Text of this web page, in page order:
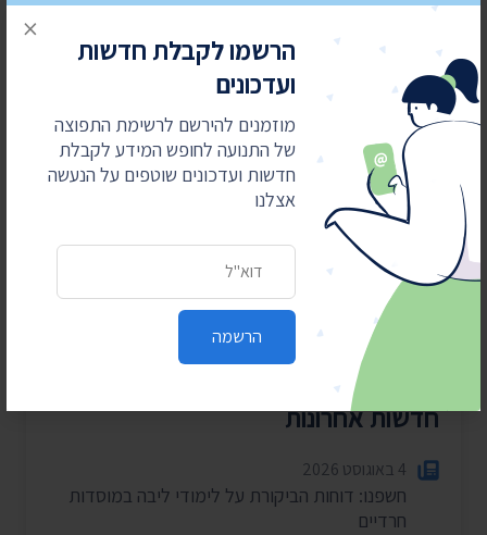
הרשמו לקבלת חדשות
ועדכונים
מוזמנים להירשם לרשימת התפוצה
של התנועה לחופש המידע לקבלת
חדשות ועדכונים שוטפים על הנעשה
אצלנו
הרשמה
×
את מהפכת השקיפות ומחזירה
את המידע לציבור. כדי שנוכל
להמשיך אנחנו זקוקים
לתמיכתם
כן, אני רוצה לתמוך
חדשות אחרונות
4 באוגוסט 2026
חשפנו: דוחות הביקורת על לימודי ליבה במוסדות
חרדיים